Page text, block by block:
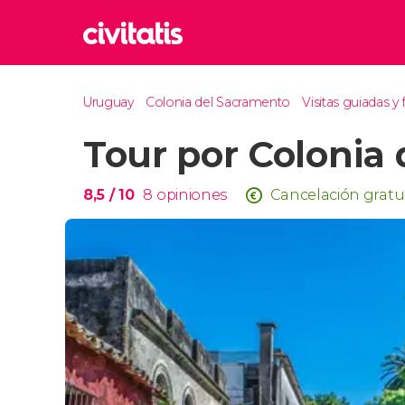
Italia
Reino
Uruguay Colonia del Sacramento Visitas guiadas y
Tour por Colonia
8,5 / 10 8 opiniones Cancelación